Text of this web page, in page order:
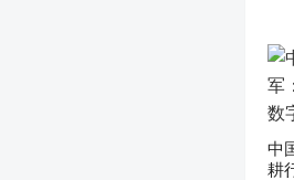
中
耕